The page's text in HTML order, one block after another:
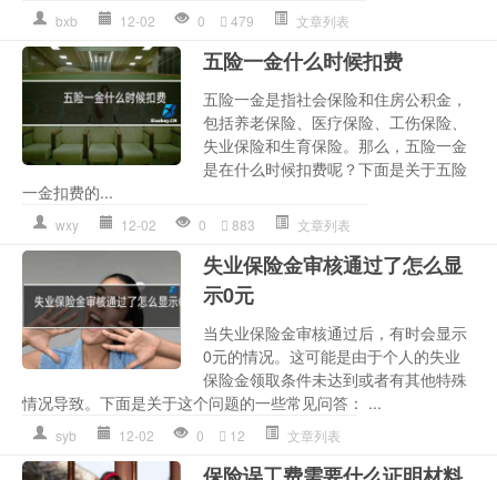
bxb 12-02 0 479 文章列表
五险一金什么时候扣费
五险一金是指社会保险和住房公积金，
包括养老保险、医疗保险、工伤保险、
失业保险和生育保险。那么，五险一金
是在什么时候扣费呢？下面是关于五险
一金扣费的...
wxy 12-02 0 883 文章列表
失业保险金审核通过了怎么显
示0元
当失业保险金审核通过后，有时会显示
0元的情况。这可能是由于个人的失业
保险金领取条件未达到或者有其他特殊
情况导致。下面是关于这个问题的一些常见问答： ...
syb 12-02 0 12 文章列表